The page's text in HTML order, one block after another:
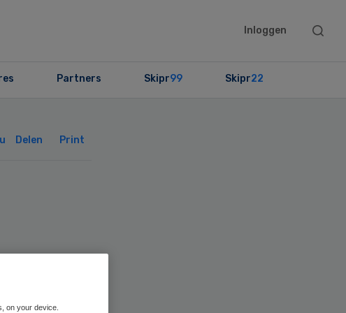
Inloggen
Search
Partners Skipr99 Skipr22
Delen Print
on your device.